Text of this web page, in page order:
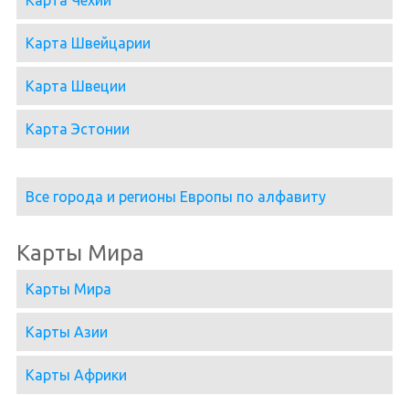
Карта Швейцарии
Карта Швеции
Карта Эстонии
Все города и регионы Европы по алфавиту
Карты Мира
Карты Мира
Карты Азии
Карты Африки